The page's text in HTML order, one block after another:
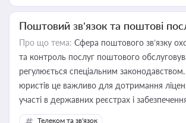
Поштовий зв’язок та поштові
Про що тема: Сфера поштового зв’язку
та контроль послуг поштового
регулюється спеціальним
юристів це важливо для дотримання
участі в державних реєстрах і
споживачів.
Телеком та зв'язок